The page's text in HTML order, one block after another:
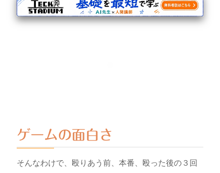
ゲームの面白さ
そんなわけで、殴りあう前、本番、殴った後の３回